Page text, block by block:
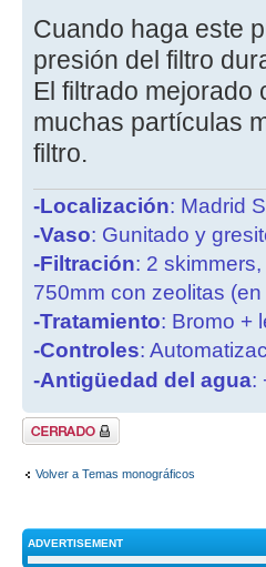
Cuando haga este
presión del filtro
El filtrado mejorado
muchas partículas
filtro.
-Localización: Madrid
-Vaso: Gunitado y
-Filtración: 2
750mm con zeolitas
-Tratamiento: Bromo +
-Controles:
-Antigüedad del agua:
Tema cerrado
Volver a Temas monográficos
ADVERTISEMENT